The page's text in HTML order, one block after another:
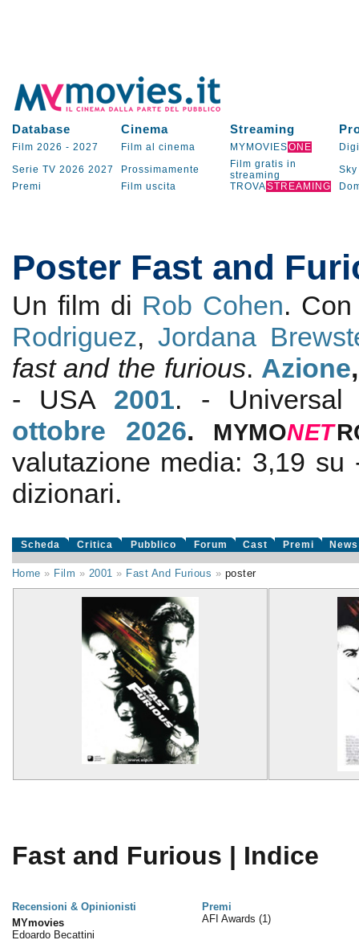
Database Cinema Streaming
Film 2026 - 2027 Film al cinema MYMOVIESONE
Serie TV 2026 2027 Prossimamente
Film gratis in
streaming
Sky
Premi
Film uscita TROVASTREAMING
Poster Fast and
Un film di Rob Cohen.
Rodriguez, Jordana
fast and the furious. Azione
- USA 2001. - Universal
ottobre 2026. MYMONET
valutazione media: 3,19 su
dizionari.
Scheda Critica Pubblico Forum Cast Premi News
Home » Film » 2001 » Fast And Furious » poster
Fast and Furious | Indice
Recensioni & Opinionisti
Premi
MYmovies
Edoardo Becattini
AFI Awards (1)